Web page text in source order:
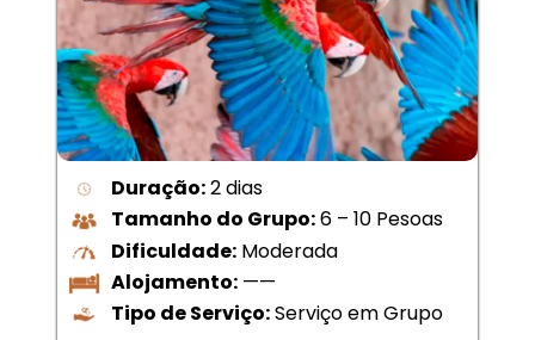
Duração:2 dias
Tamanho do Grupo:6 – 10 Pesoas
Dificuldade:Moderada
Alojamento:——
Tipo de Serviço:Serviço em Grupo